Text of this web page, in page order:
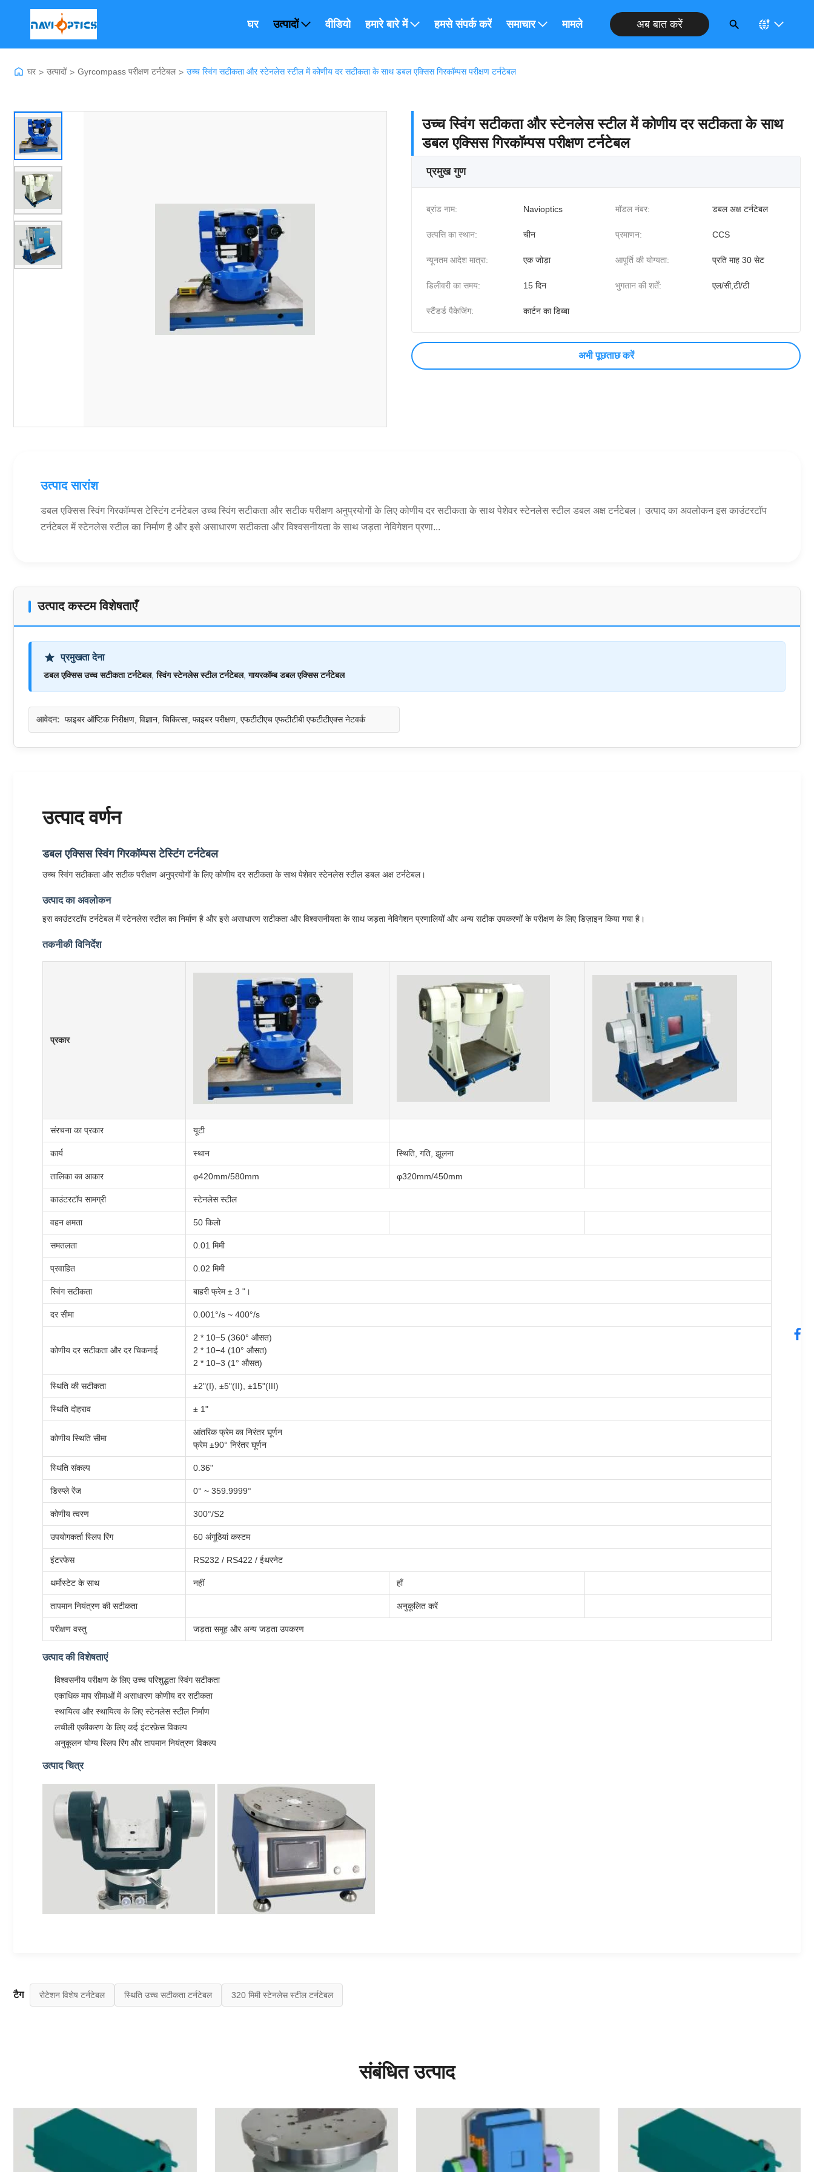
घर उत्पादों वीडियो हमारे बारे में हमसे संपर्क करें समाचार मामले अब बात करें
घर > उत्पादों > Gyrcompass परीक्षण टर्नटेबल > उच्च स्विंग सटीकता और स्टेनलेस स्टील में कोणीय दर सटीकता के साथ डबल एक्सिस गिरकॉम्पस परीक्षण टर्नटेबल
उच्च स्विंग सटीकता और स्टेनलेस स्टील में कोणीय दर सटीकता के साथ
डबल एक्सिस गिरकॉम्पस परीक्षण टर्नटेबल
प्रमुख गुण
ब्रांड नाम: Navioptics मॉडल नंबर: डबल अक्ष टर्नटेबल
उत्पत्ति का स्थान: चीन प्रमाणन: CCS
न्यूनतम आदेश मात्रा: एक जोड़ा आपूर्ति की योग्यता: प्रति माह 30 सेट
डिलीवरी का समय: 15 दिन भुगतान की शर्तें: एल/सी,टी/टी
स्टैंडर्ड पैकेजिंग: कार्टन का डिब्बा
अभी पूछताछ करें
उत्पाद सारांश
डबल एक्सिस स्विंग गिरकॉम्पस टेस्टिंग टर्नटेबल उच्च स्विंग सटीकता और सटीक परीक्षण अनुप्रयोगों के लिए कोणीय दर सटीकता के साथ पेशेवर स्टेनलेस स्टील डबल अक्ष टर्नटेबल। उत्पाद का अवलोकन इस काउंटरटॉप
टर्नटेबल में स्टेनलेस स्टील का निर्माण है और इसे असाधारण सटीकता और विश्वसनीयता के साथ जड़ता नेविगेशन प्रणा...
उत्पाद कस्टम विशेषताएँ
प्रमुखता देना
डबल एक्सिस उच्च सटीकता टर्नटेबल,स्विंग स्टेनलेस स्टील टर्नटेबल,गायरकॉम्ब डबल एक्सिस टर्नटेबल
आवेदन: फाइबर ऑप्टिक निरीक्षण, विज्ञान, चिकित्सा, फाइबर परीक्षण, एफटीटीएच एफटीटीबी एफटीटीएक्स नेटवर्क
उत्पाद वर्णन
डबल एक्सिस स्विंग गिरकॉम्पस टेस्टिंग टर्नटेबल
उच्च स्विंग सटीकता और सटीक परीक्षण अनुप्रयोगों के लिए कोणीय दर सटीकता के साथ पेशेवर स्टेनलेस स्टील डबल अक्ष टर्नटेबल।
उत्पाद का अवलोकन
इस काउंटरटॉप टर्नटेबल में स्टेनलेस स्टील का निर्माण है और इसे असाधारण सटीकता और विश्वसनीयता के साथ जड़ता नेविगेशन प्रणालियों और अन्य सटीक उपकरणों के परीक्षण के लिए डिज़ाइन किया गया है।
तकनीकी विनिर्देश
प्रकार
संरचना का प्रकार यूटी
कार्य स्थान स्थिति, गति, झूलना
तालिका का आकार φ420mm/580mm φ320mm/450mm
काउंटरटॉप सामग्री स्टेनलेस स्टील
वहन क्षमता 50 किलो
समतलता 0.01 मिमी
प्रवाहित 0.02 मिमी
स्विंग सटीकता बाहरी फ्रेम ± 3 "।
दर सीमा 0.001°/s ~ 400°/s
कोणीय दर सटीकता और दर चिकनाई
2 * 10−5 (360° औसत)
2 * 10−4 (10° औसत)
2 * 10−3 (1° औसत)
स्थिति की सटीकता ±2"(I), ±5"(II), ±15"(III)
स्थिति दोहराव ± 1"
कोणीय स्थिति सीमा
आंतरिक फ्रेम का निरंतर घूर्णन
फ्रेम ±90° निरंतर घूर्णन
स्थिति संकल्प 0.36"
डिस्प्ले रेंज 0° ~ 359.9999°
कोणीय त्वरण 300°/S2
उपयोगकर्ता स्लिप रिंग 60 अंगूठियां कस्टम
इंटरफेस RS232 / RS422 / ईथरनेट
थर्मोस्टेट के साथ नहीं हाँ
तापमान नियंत्रण की सटीकता अनुकूलित करें
परीक्षण वस्तु जड़ता समूह और अन्य जड़ता उपकरण
उत्पाद की विशेषताएं
विश्वसनीय परीक्षण के लिए उच्च परिशुद्धता स्विंग सटीकता
एकाधिक माप सीमाओं में असाधारण कोणीय दर सटीकता
स्थायित्व और स्थायित्व के लिए स्टेनलेस स्टील निर्माण
लचीली एकीकरण के लिए कई इंटरफ़ेस विकल्प
अनुकूलन योग्य स्लिप रिंग और तापमान नियंत्रण विकल्प
उत्पाद चित्र
टैग रोटेशन विशेष टर्नटेबल स्थिति उच्च सटीकता टर्नटेबल 320 मिमी स्टेनलेस स्टील टर्नटेबल
संबंधित उत्पाद